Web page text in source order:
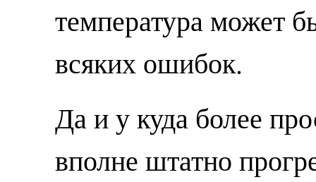
температура может
всяких ошибок.
Да и у куда более
вполне штатно